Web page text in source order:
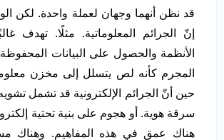
قد نظن أنهما وجهان لعملة واحدة. لكن
إنّ الجرائم المعلوماتية. مثلًا. تهدف
الأنظمة والحصول على البيانات
المجرم كأنه لص يتسلل إلى مخزن
حين أنّ الجرائم الإلكترونية قد تشمل
سرقة هوية. أو هجوم على بنية تحتية
هناك عمق في هذه المفاهيم. وهناك